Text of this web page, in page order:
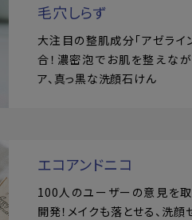
毛穴しらず
大注目の整肌成分「アゼライ
合！濃密泡でお肌を整えな
ア、真っ黒な洗顔石けん
エコアンドニコ
100人のユーザーの意見を
開発！メイクも落とせる、洗顔